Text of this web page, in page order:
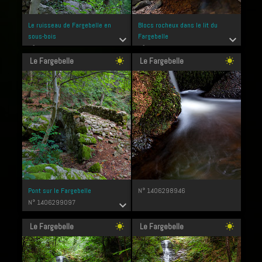
expand_more
Le ruisseau de Fargebelle en
sous-bois
N° 1406299136
expand_more
Blocs rocheux dans le lit du
Fargebelle
N° 1406299122
wb_sunny
Le Fargebelle
expand_more
Pont sur le Fargebelle
N° 1406299097
wb_sunny
Le Fargebelle
N° 1406298946
wb_sunny
Le Fargebelle wb_sunny
Le Fargebelle